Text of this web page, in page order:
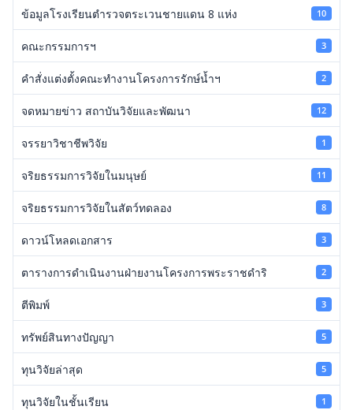
ข้อมูลโรงเรียนตำรวจตระเวนชายแดน 8 แห่ง 10
คณะกรรมการฯ 3
คำสั่งแต่งตั้งคณะทำงานโครงการรักษ์น้ำฯ 2
จดหมายข่าว สถาบันวิจัยและพัฒนา 12
จรรยาวิชาชีพวิจัย 1
จริยธรรมการวิจัยในมนุษย์ 11
จริยธรรมการวิจัยในสัตว์ทดลอง 8
ดาวน์โหลดเอกสาร 3
ตารางการดำเนินงานฝ่ายงานโครงการพระราชดำริ 2
ตีพิมพ์ 3
ทรัพย์สินทางปัญญา 5
ทุนวิจัยล่าสุด 5
ทุนวิจัยในชั้นเรียน 1